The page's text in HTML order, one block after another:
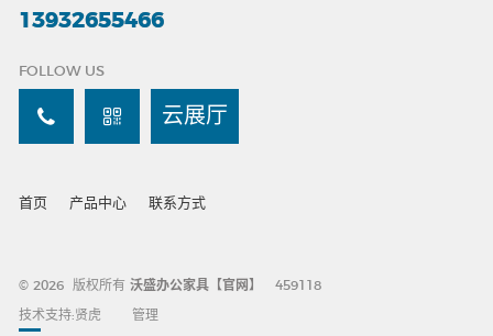
13932655466
FOLLOW US
云展厅
首页 产品中心 联系方式
© 2026 版权所有沃盛办公家具【官网】 459118
技术支持:贤虎 管理